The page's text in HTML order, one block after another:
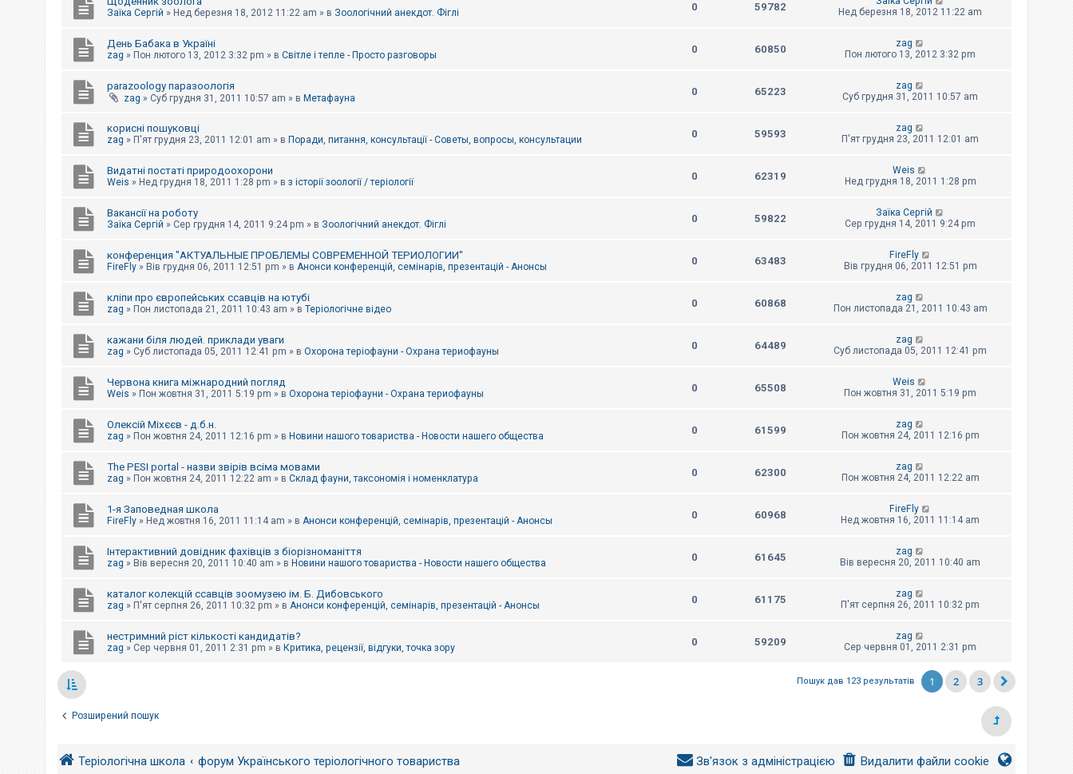
Заїка Сергій » Нед березня 18, 2012 11:22 am » в Зоологічний анекдот. Фіглі 0 59782
Нед березня 18, 2012 11:22 am
День Бабака в Україні
zag » Пон лютого 13, 2012 3:32 pm » в Світле і тепле - Просто разговоры 0 60850
zag
Пон лютого 13, 2012 3:32 pm
parazoology паразоологія
zag » Суб грудня 31, 2011 10:57 am » в Метафауна
0 65223
zag
Суб грудня 31, 2011 10:57 am
корисні пошуковці
zag » П'ят грудня 23, 2011 12:01 am » в Поради, питання, консультації - Советы, вопросы, консультации 0 59593
zag
П'ят грудня 23, 2011 12:01 am
Видатні постаті природоохорони
Weis » Нед грудня 18, 2011 1:28 pm » в з історії зоології / теріології 0 62319
Weis
Нед грудня 18, 2011 1:28 pm
Вакансії на роботу
Заїка Сергій » Сер грудня 14, 2011 9:24 pm » в Зоологічний анекдот. Фіглі 0 59822
Заїка Сергій
Сер грудня 14, 2011 9:24 pm
конференция "АКТУАЛЬНЫЕ ПРОБЛЕМЫ СОВРЕМЕННОЙ ТЕРИОЛОГИИ"
FireFly » Вів грудня 06, 2011 12:51 pm » в Анонси конференцій, семінарів, презентацій - Анонсы 0 63483
FireFly
Вів грудня 06, 2011 12:51 pm
кліпи про європейських ссавців на ютубі
zag » Пон листопада 21, 2011 10:43 am » в Теріологічне відео 0 60868
zag
Пон листопада 21, 2011 10:43 am
кажани біля людей. приклади уваги
zag » Суб листопада 05, 2011 12:41 pm » в Охорона теріофауни - Охрана териофауны 0 64489
zag
Суб листопада 05, 2011 12:41 pm
Червона книга міжнародний погляд
Weis » Пон жовтня 31, 2011 5:19 pm » в Охорона теріофауни - Охрана териофауны 0 65508
Weis
Пон жовтня 31, 2011 5:19 pm
Олексій Міхєєв - д.б.н.
zag » Пон жовтня 24, 2011 12:16 pm » в Новини нашого товариства - Новости нашего общества 0 61599
zag
Пон жовтня 24, 2011 12:16 pm
The PESI portal - назви звірів всіма мовами
zag » Пон жовтня 24, 2011 12:22 am » в Склад фауни, таксономія і номенклатура 0 62300
zag
Пон жовтня 24, 2011 12:22 am
1-я Заповедная школа
FireFly » Нед жовтня 16, 2011 11:14 am » в Анонси конференцій, семінарів, презентацій - Анонсы 0 60968
FireFly
Нед жовтня 16, 2011 11:14 am
Інтерактивний довідник фахівців з біорізноманіття
zag » Вів вересня 20, 2011 10:40 am » в Новини нашого товариства - Новости нашего общества 0 61645
zag
Вів вересня 20, 2011 10:40 am
каталог колекцій ссавців зоомузею ім. Б. Дибовського
zag » П'ят серпня 26, 2011 10:32 pm » в Анонси конференцій, семінарів, презентацій - Анонсы 0 61175
zag
П'ят серпня 26, 2011 10:32 pm
нестримний ріст кількості кандидатів?
zag » Сер червня 01, 2011 2:31 pm » в Критика, рецензії, відгуки, точка зору 0 59209
zag
Сер червня 01, 2011 2:31 pm
Пошук дав 123 результатів 1 2 3
Розширений пошук
Теріологічна школа форум Українського теріологічного товариства Видалити файли cookie
Зв'язок з адміністрацією